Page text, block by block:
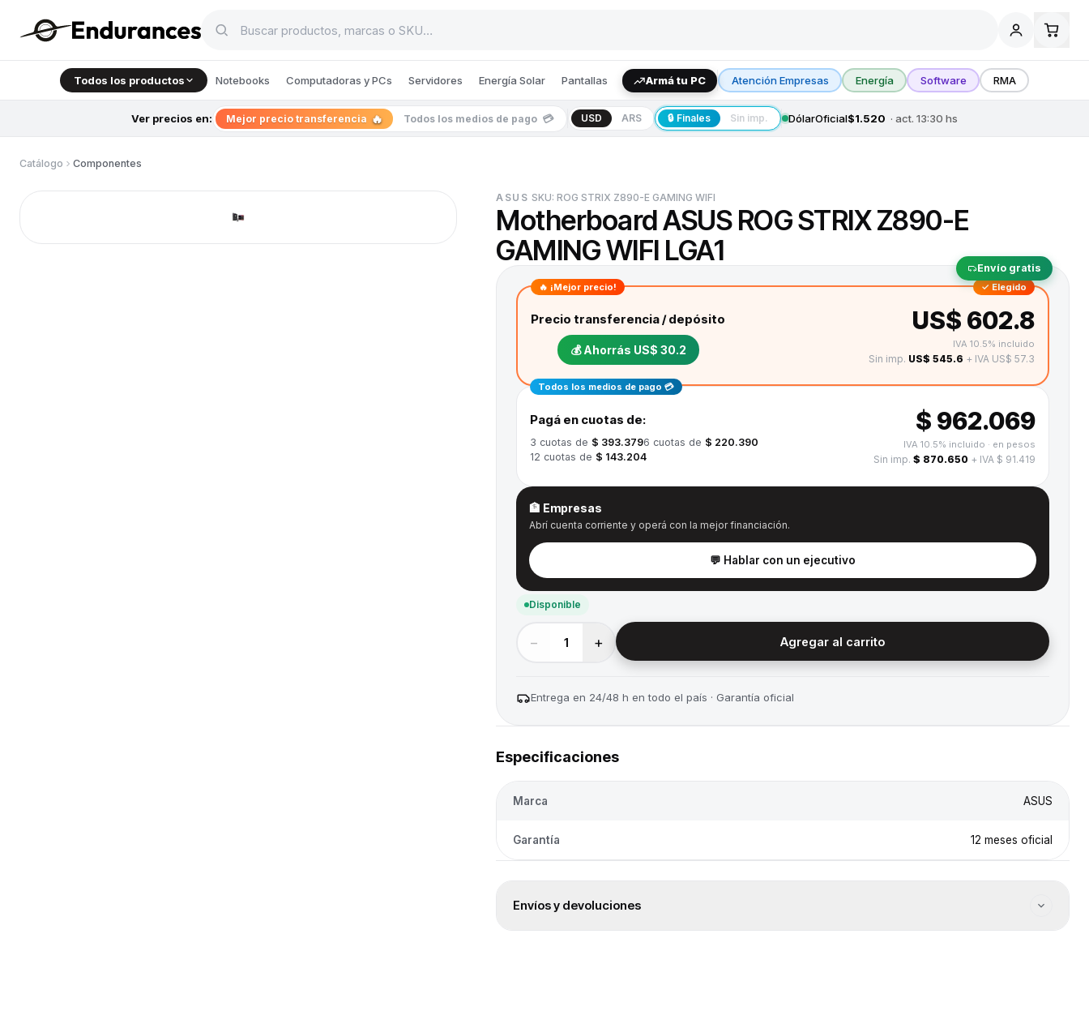
Todos los productos Notebooks Computadoras y PCs Servidores Energía Solar Pantallas Armá tu PC Atención Empresas Energía Software RMA
Ver precios en: Mejor precio transferencia 🔥 Todos los medios de pago 💳 USD ARS 🔒 Finales Sin imp. DólarOficial$1.520 · act. 13:30 hs
Catálogo Componentes
ASUS SKU: ROG STRIX Z890-E GAMING WIFI
Motherboard ASUS ROG STRIX Z890-E
GAMING WIFI LGA1
Envío gratis
🔥 ¡Mejor precio! ✓ Elegido
Precio transferencia / depósito
💰 Ahorrás US$ 30.2
US$ 602.8
IVA 10.5% incluido
Sin imp. US$ 545.6 + IVA US$ 57.3
Todos los medios de pago 💳
Pagá en cuotas de:
3 cuotas de $ 393.3796 cuotas de $ 220.390
12 cuotas de $ 143.204
$ 962.069
IVA 10.5% incluido · en pesos
Sin imp. $ 870.650 + IVA $ 91.419
🏦 Empresas
Abrí cuenta corriente y operá con la mejor financiación.
💬 Hablar con un ejecutivo
Disponible
− 1 + Agregar al carrito
Entrega en 24/48 h en todo el país · Garantía oficial
Especificaciones
Marca ASUS
Garantía 12 meses oficial
Envíos y devoluciones